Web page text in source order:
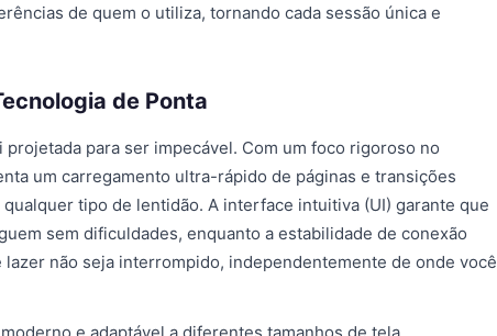
de quem o utiliza, tornando cada sessão única e
de Ponta
para ser impecável. Com um foco rigoroso no
um carregamento ultra-rápido de páginas e transições
tipo de lentidão. A interface intuitiva (UI) garante que
sem dificuldades, enquanto a estabilidade de conexão
não seja interrompido, independentemente de onde você